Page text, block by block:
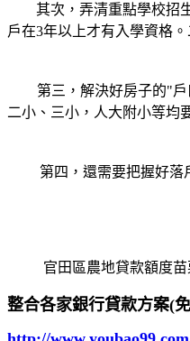
其次，弄清重點學校招生
戶在3年以上才有入學資格
第三，解決好房子的"戶口
二小、三小，人大附小等均
第四，還需要把握好落戶
官田區農地貸款額度
整合各家銀行貸款方案(